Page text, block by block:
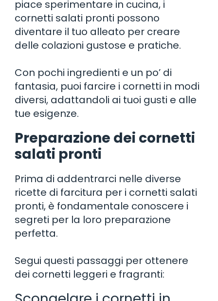
piace sperimentare in cucina, i
cornetti salati pronti possono
diventare il tuo alleato per creare
delle colazioni gustose e pratiche.
Con pochi ingredienti e un po’ di
fantasia, puoi farcire i cornetti in modi
diversi, adattandoli ai tuoi gusti e alle
tue esigenze.
Preparazione dei cornetti
salati pronti
Prima di addentrarci nelle diverse
ricette di farcitura per i cornetti salati
pronti, è fondamentale conoscere i
segreti per la loro preparazione
perfetta.
Segui questi passaggi per ottenere
dei cornetti leggeri e fragranti: